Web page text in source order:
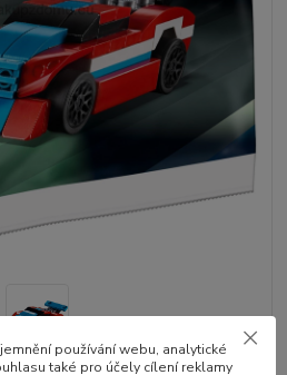
používání webu, analytické
také pro účely cílení reklamy